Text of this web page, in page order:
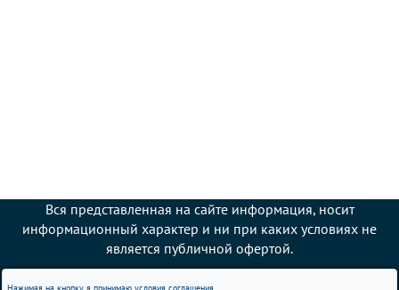
Вся представленная на сайте информация, носит
информационный характер и ни при каких условиях не
является публичной офертой.